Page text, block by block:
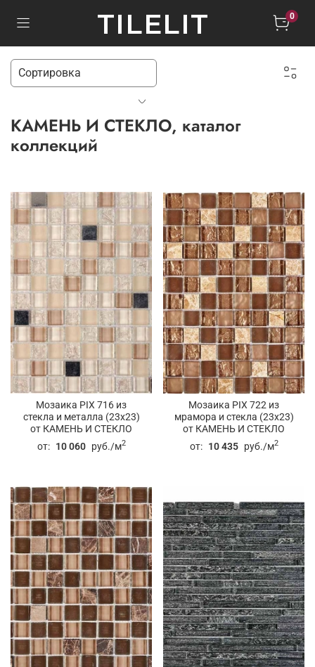
TILELIT 0
КАМЕНЬ И СТЕКЛО, каталог
коллекций
Мозаика PIX 716 из
стекла и металла (23x23)
от КАМЕНЬ И СТЕКЛО
от: 10 060 руб./м2
Мозаика PIX 722 из
мрамора и стекла (23x23)
от КАМЕНЬ И СТЕКЛО
от: 10 435 руб./м2